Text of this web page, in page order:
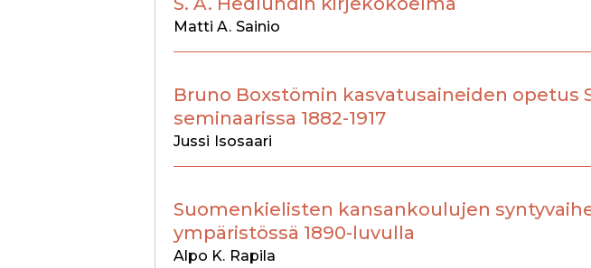
Matti A. Sainio
Bruno Boxstömin kasvatusaineiden opetus
seminaarissa 1882-1917
Jussi Isosaari
Suomenkielisten kansankoulujen
ympäristössä 1890-luvulla
Alpo K. Rapila